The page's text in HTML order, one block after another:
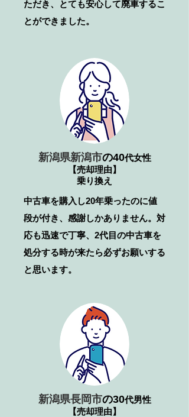
ただき、とても安心して廃車するこ
とができました。
新潟県新潟市の40代女性
【売却理由】
乗り換え
中古車を購入し20年乗ったのに値
段が付き、感謝しかありません。対
応も迅速で丁寧、2代目の中古車を
処分する時が来たら必ずお願いする
と思います。
新潟県長岡市の30代男性
【売却理由】